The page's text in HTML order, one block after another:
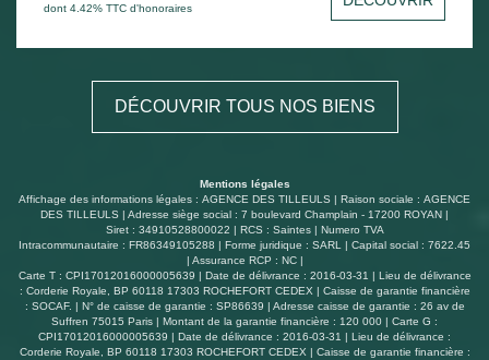
recherché, alliant calme et proximité des plages et des
dont 4.42% TTC d'honoraires
DÉCOUVRIR TOUS NOS BIENS
Mentions légales
Affichage des informations légales : AGENCE DES TILLEULS | Raison sociale : AGENCE
DES TILLEULS | Adresse siège social : 7 boulevard Champlain - 17200 ROYAN |
Siret : 34910528800022 | RCS : Saintes | Numero TVA
Intracommunautaire : FR86349105288 | Forme juridique : SARL | Capital social : 7622.45
| Assurance RCP : NC |
Carte T : CPI17012016000005639 | Date de délivrance : 2016-03-31 | Lieu de délivrance
: Corderie Royale, BP 60118 17303 ROCHEFORT CEDEX | Caisse de garantie financière
: SOCAF. | N° de caisse de garantie : SP86639 | Adresse caisse de garantie : 26 av de
Suffren 75015 Paris | Montant de la garantie financière : 120 000 | Carte G :
CPI17012016000005639 | Date de délivrance : 2016-03-31 | Lieu de délivrance :
Corderie Royale, BP 60118 17303 ROCHEFORT CEDEX | Caisse de garantie financière :